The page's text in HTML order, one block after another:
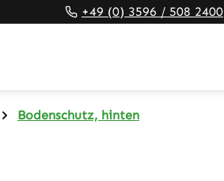
+49 (0) 3596 / 508 2400
Bodenschutz, hinten